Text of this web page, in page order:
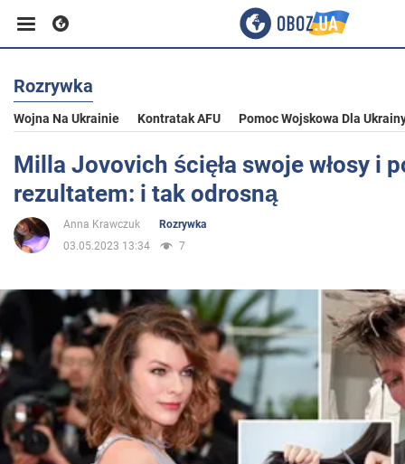
Biznes
Sport
Rozrywka
Polityka
Społeczeństwo
Wojna na Ukrainie
Rozrywka
Wojna Na Ukrainie Kontratak AFU Pomoc Wojskowa Dla
Milla Jovovich ścięła swoje włosy i
rezultatem: i tak odrosną
Anna Krawczuk
Rozrywka
03.05.2023 13:34
7